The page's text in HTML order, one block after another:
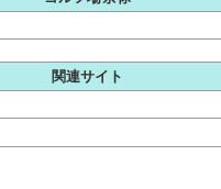
関連サイト